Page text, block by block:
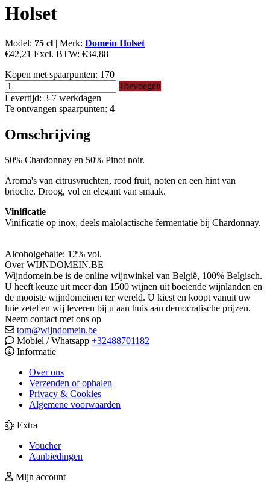
Holset
Model: 75 cl | Merk: Domein Holset
€42,21 Excl. BTW: €34,88
Kopen met spaarpunten: 170
Toevoegen
Levertijd: 3-7 werkdagen
Te ontvangen spaarpunten: 4
Omschrijving
50% Chardonnay en 50% Pinot noir.
Aroma's van citrusvruchten, rood fruit, noten en een hint van
brioche. Droog, vol en elegant van smaak.
Vinificatie
Vinificatie op inox, deels malolactische fermentatie bij Chardonnay.
Alcoholgehalte: 12% vol.
Over WIJNDOMEIN.BE
Wijndomein.be is de online wijnwinkel van België, 100% Belgisch.
U heeft keuze uit meer dan 1500 wijnen uit boeiende wijnlanden en
de mooiste wijndomeinen ter wereld. U kiest en koopt vanuit uw
luie zetel en wij leveren bij u aan huis aan democratische prijzen.
Neem contact met ons op
tom@wijndomein.be
Mobiel / Whatsapp +32488701182
Informatie
Over ons
Verzenden of ophalen
Privacy & Cookies
Algemene voorwaarden
Extra
Voucher
Aanbiedingen
Mijn account